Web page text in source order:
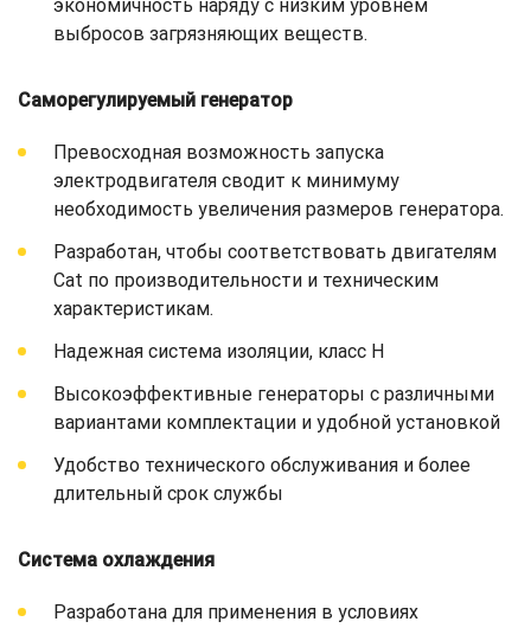
экономичность наряду с низким уровнем
выбросов загрязняющих веществ.
Саморегулируемый генератор
Превосходная возможность запуска
электродвигателя сводит к минимуму
необходимость увеличения размеров генератора.
Разработан, чтобы соответствовать двигателям
Cat по производительности и техническим
характеристикам.
Надежная система изоляции, класс H
Высокоэффективные генераторы с различными
вариантами комплектации и удобной установкой
Удобство технического обслуживания и более
длительный срок службы
Система охлаждения
Разработана для применения в условиях